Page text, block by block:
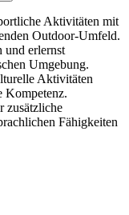
Aktivitäten mit
Outdoor-Umfeld.
und erlernst
Umgebung.
Aktivitäten
Kompetenz.
zusätzliche
Fähigkeiten